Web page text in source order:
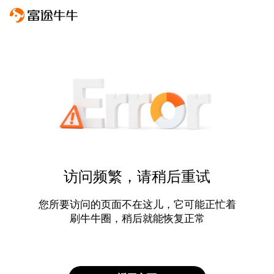
访问频繁，请稍后重试
您所要访问的页面不在这儿，它可能正忙着
刷牛牛圈，稍后就能恢复正常